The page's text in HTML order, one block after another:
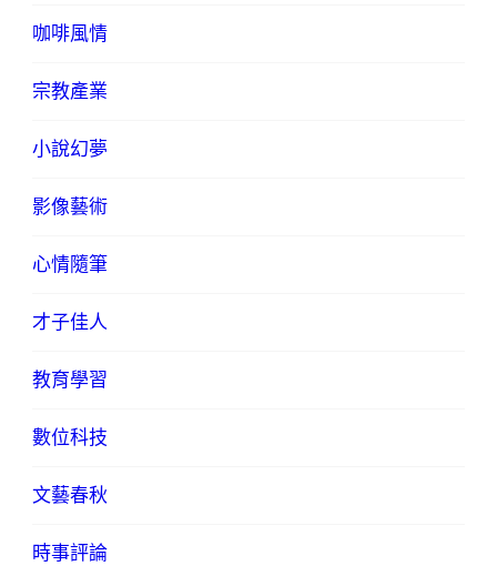
咖啡風情
宗教產業
小說幻夢
影像藝術
心情隨筆
才子佳人
教育學習
數位科技
文藝春秋
時事評論